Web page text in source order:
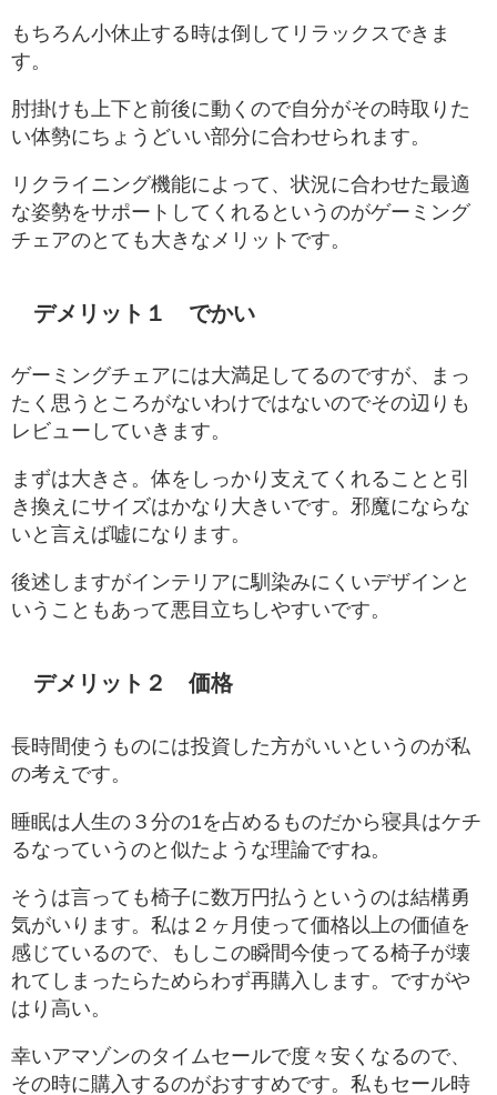
もちろん小休止する時は倒してリラックスできま
す。
肘掛けも上下と前後に動くので自分がその時取りた
い体勢にちょうどいい部分に合わせられます。
リクライニング機能によって、状況に合わせた最適
な姿勢をサポートしてくれるというのがゲーミング
チェアのとても大きなメリットです。
デメリット１ でかい
ゲーミングチェアには大満足してるのですが、まっ
たく思うところがないわけではないのでその辺りも
レビューしていきます。
まずは大きさ。体をしっかり支えてくれることと引
き換えにサイズはかなり大きいです。邪魔にならな
いと言えば嘘になります。
後述しますがインテリアに馴染みにくいデザインと
いうこともあって悪目立ちしやすいです。
デメリット２ 価格
長時間使うものには投資した方がいいというのが私
の考えです。
睡眠は人生の３分の1を占めるものだから寝具はケチ
るなっていうのと似たような理論ですね。
そうは言っても椅子に数万円払うというのは結構勇
気がいります。私は２ヶ月使って価格以上の価値を
感じているので、もしこの瞬間今使ってる椅子が壊
れてしまったらためらわず再購入します。ですがや
はり高い。
幸いアマゾンのタイムセールで度々安くなるので、
その時に購入するのがおすすめです。私もセール時